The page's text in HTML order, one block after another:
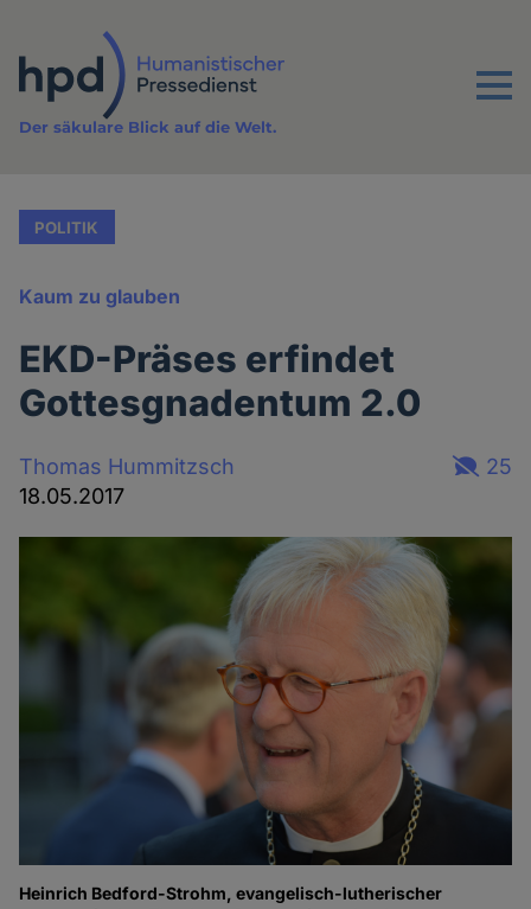
Inhalt
Menu
Der säkulare Blick auf die Welt.
POLITIK
Kaum zu glauben
EKD-Präses erfindet
Gottesgnadentum 2.0
Thomas Hummitzsch
18.05.2017
25
Heinrich Bedford-Strohm, evangelisch-lutherischer